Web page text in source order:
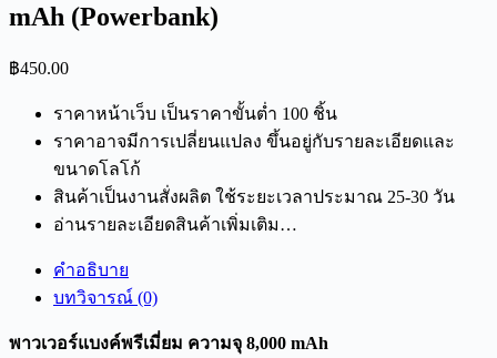
mAh (Powerbank)
฿450.00
ราคาหน้าเว็บ เป็นราคาขั้นต่ำ 100 ชิ้น
ราคาอาจมีการเปลี่ยนแปลง ขึ้นอยู่กับรายละเอียดและ
ขนาดโลโก้
สินค้าเป็นงานสั่งผลิต ใช้ระยะเวลาประมาณ 25-30 วัน
อ่านรายละเอียดสินค้าเพิ่มเติม…
คำอธิบาย
บทวิจารณ์ (0)
พาวเวอร์แบงค์พรีเมี่ยม ความจุ 8,000 mAh